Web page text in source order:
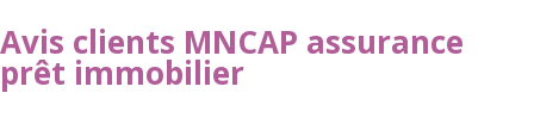
Avis clients MNCAP assurance
prêt immobilier